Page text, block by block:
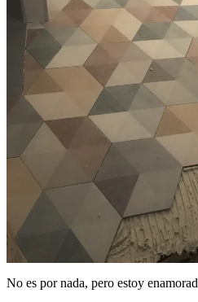
No es por nada, pero estoy